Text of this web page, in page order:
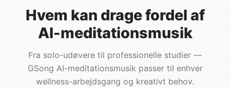
Hvem kan drage fordel af
AI-meditationsmusik
Fra solo-udøvere til professionelle studier —
GSong AI-meditationsmusik passer til enhver
wellness-arbejdsgang og kreativt behov.